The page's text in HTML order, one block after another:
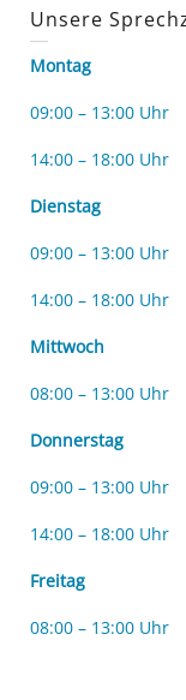
Unsere
Montag
09:00 – 13:00 Uhr
14:00 – 18:00 Uhr
Dienstag
09:00 – 13:00 Uhr
14:00 – 18:00 Uhr
Mittwoch
08:00 – 13:00 Uhr
Donnerstag
09:00 – 13:00 Uhr
14:00 – 18:00 Uhr
Freitag
08:00 – 13:00 Uhr